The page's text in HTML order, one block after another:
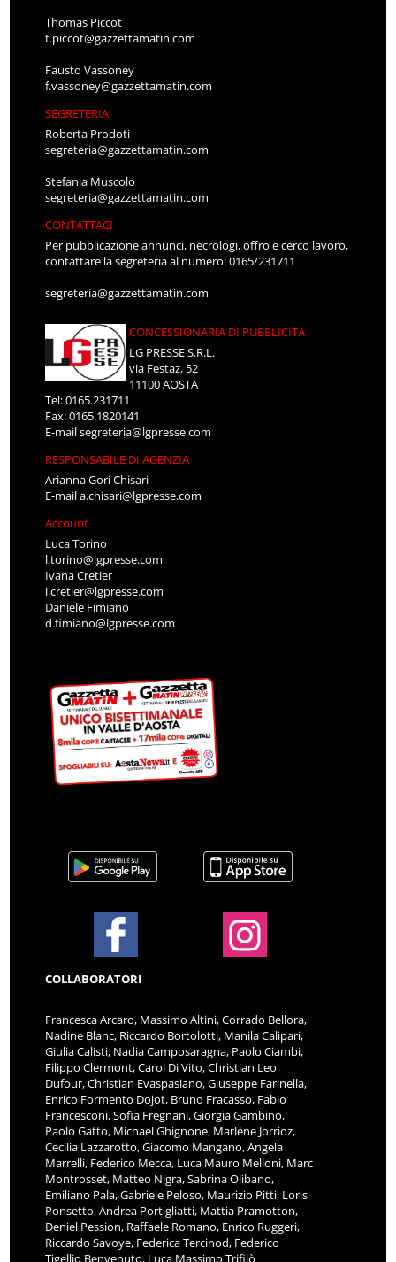
Thomas Piccot
t.piccot@gazzettamatin.com
Fausto Vassoney
f.vassoney@gazzettamatin.com
SEGRETERIA
Roberta Prodoti
segreteria@gazzettamatin.com
Stefania Muscolo
segreteria@gazzettamatin.com
CONTATTACI
Per pubblicazione annunci, necrologi, offro e cerco lavoro,
contattare la segreteria al numero: 0165/231711
segreteria@gazzettamatin.com
CONCESSIONARIA DI PUBBLICITÀ
LG PRESSE S.R.L.
via Festaz, 52
11100 AOSTA
Tel: 0165.231711
Fax: 0165.1820141
E-mailsegreteria@lgpresse.com
RESPONSABILE DI AGENZIA
Arianna Gori Chisari
E-maila.chisari@lgpresse.com
Account
Luca Torino
l.torino@lgpresse.com
Ivana Cretier
i.cretier@lgpresse.com
Daniele Fimiano
d.fimiano@lgpresse.com
COLLABORATORI
Francesca Arcaro, Massimo Altini, Corrado Bellora,
Nadine Blanc, Riccardo Bortolotti, Manila Calipari,
Giulia Calisti, Nadia Camposaragna, Paolo Ciambi,
Filippo Clermont, Carol Di Vito, Christian Leo
Dufour, Christian Evaspasiano, Giuseppe Farinella,
Enrico Formento Dojot, Bruno Fracasso, Fabio
Francesconi, Sofia Fregnani, Giorgia Gambino,
Paolo Gatto, Michael Ghignone, Marlène Jorrioz,
Cecilia Lazzarotto, Giacomo Mangano, Angela
Marrelli, Federico Mecca, Luca Mauro Melloni, Marc
Montrosset, Matteo Nigra, Sabrina Olibano,
Emiliano Pala, Gabriele Peloso, Maurizio Pitti, Loris
Ponsetto, Andrea Portigliatti, Mattia Pramotton,
Deniel Pession, Raffaele Romano, Enrico Ruggeri,
Riccardo Savoye, Federica Tercinod, Federico
Tigellio Benvenuto, Luca Massimo Trifilò